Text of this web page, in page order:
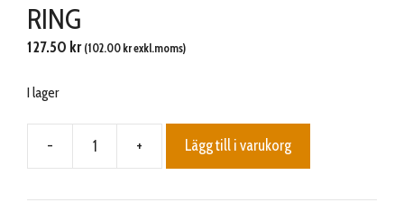
RING
127.50 kr (102.00 krexkl.moms)
I lager
-
RING
+ Lägg till i varukorg